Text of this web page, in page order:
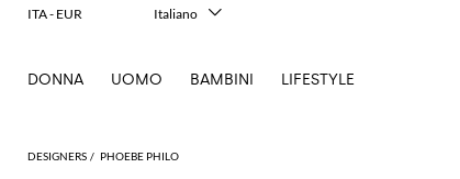
DESIGNERS PHOEBE PHILO
DONNA UOMO BAMBINI LIFESTYLE
ITA - EUR
Italiano
Deutsch
日本語